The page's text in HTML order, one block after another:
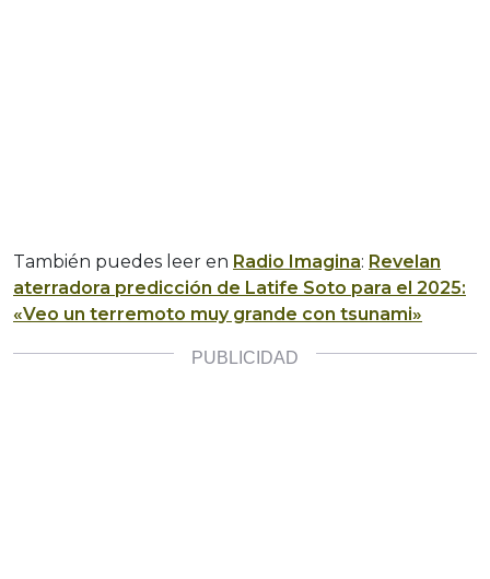
También puedes leer en Radio Imagina: Revelan
aterradora predicción de Latife Soto para el 2025:
«Veo un terremoto muy grande con tsunami»